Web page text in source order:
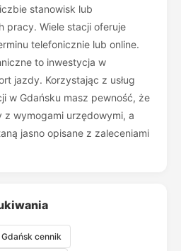
stanowisk lub
pracy. Wiele stacji oferuje
telefonicznie lub online.
to inwestycja w
jazdy. Korzystając z usług
w Gdańsku masz pewność, że
z wymogami urzędowymi, a
jasno opisane z zaleceniami
cennik